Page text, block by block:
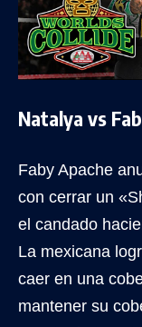
Natalya vs
Faby Apache
con cerrar un
el candado
La mexicana
caer en una
mantener su